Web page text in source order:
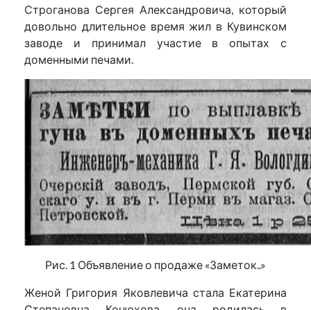
Строганова Сергея Александровича, который
довольно длительное время жил в Кувинском
заводе и принимал участие в опытах с
доменными печами.
Рис. 1 Объявление о продаже «Заметок..»
Женой Григория Яковлевича стала Екатерина